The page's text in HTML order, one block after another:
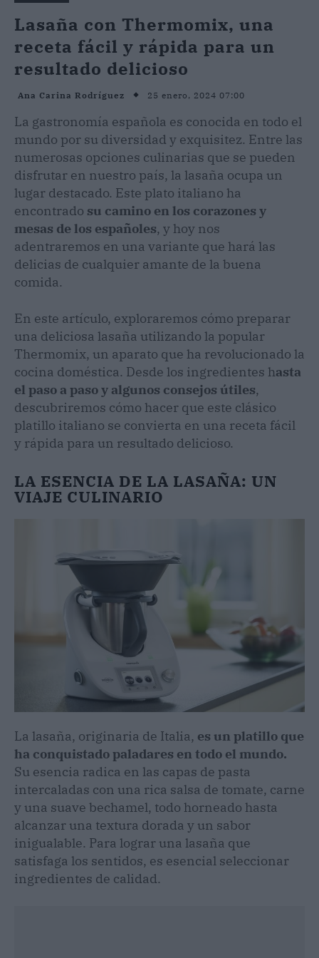
Lasaña con Thermomix, una
receta fácil y rápida para un
resultado delicioso
Ana Carina Rodríguez 25 enero, 2024 07:00
La gastronomía española es conocida en todo el
mundo por su diversidad y exquisitez. Entre las
numerosas opciones culinarias que se pueden
disfrutar en nuestro país, la lasaña ocupa un
lugar destacado. Este plato italiano ha
encontrado su camino en los corazones y
mesas de los españoles, y hoy nos
adentraremos en una variante que hará las
delicias de cualquier amante de la buena
comida.
En este artículo, exploraremos cómo preparar
una deliciosa lasaña utilizando la popular
Thermomix, un aparato que ha revolucionado la
cocina doméstica. Desde los ingredientes hasta
el paso a paso y algunos consejos útiles,
descubriremos cómo hacer que este clásico
platillo italiano se convierta en una receta fácil
y rápida para un resultado delicioso.
LA ESENCIA DE LA LASAÑA: UN
VIAJE CULINARIO
La lasaña, originaria de Italia, es un platillo que
ha conquistado paladares en todo el mundo.
Su esencia radica en las capas de pasta
intercaladas con una rica salsa de tomate, carne
y una suave bechamel, todo horneado hasta
alcanzar una textura dorada y un sabor
inigualable. Para lograr una lasaña que
satisfaga los sentidos, es esencial seleccionar
ingredientes de calidad.